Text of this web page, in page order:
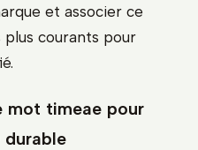
et associer ce
courants pour
mot timeae pour
durable